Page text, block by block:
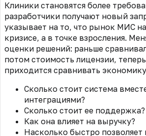
Клиники становятся более
разработчики получают новый
указывает на то, что рынок МИС
кризисе, а в точке взросления.
оценки решений: раньше
потом стоимость лицензии,
приходится сравнивать
Сколько стоит система
интеграциями?
Сколько стоит ее поддержка?
Как она влияет на выручку?
Насколько быстро позволяет